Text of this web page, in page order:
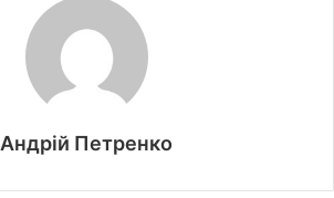
Андрій Петренко